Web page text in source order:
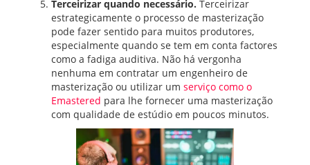
Terceirizar quando necessário. Terceirizar
estrategicamente o processo de masterização
pode fazer sentido para muitos produtores,
especialmente quando se tem em conta factores
como a fadiga auditiva. Não há vergonha
nenhuma em contratar um engenheiro de
masterização ou utilizar um serviço como o
Emastered para lhe fornecer uma masterização
com qualidade de estúdio em poucos minutos.